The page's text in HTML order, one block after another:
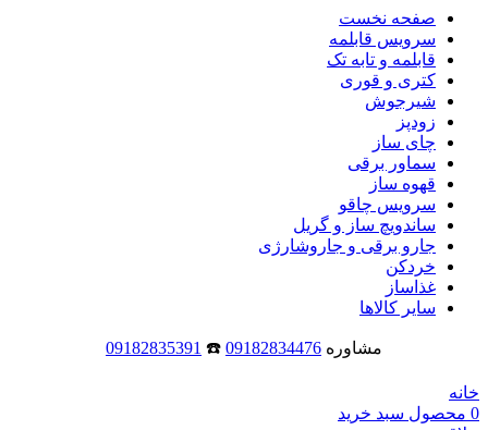
صفحه نخست
سرویس قابلمه
قابلمه و تابه تک
کتری و قوری
شیرجوش
زودپز
چای ساز
سماور برقی
قهوه ساز
سرویس چاقو
ساندویچ ساز و گریل
جارو برقی و جاروشارژی
خردکن
غذاساز
سایر کالاها
مشاوره 09182834476
☎️
09182835391
خانه
0 محصول سبد خرید